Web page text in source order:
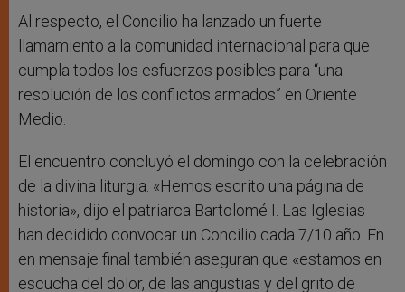
Al respecto, el Concilio ha lanzado un fuerte
llamamiento a la comunidad internacional para que
cumpla todos los esfuerzos posibles para “una
resolución de los conflictos armados” en Oriente
Medio.
El encuentro concluyó el domingo con la celebración
de la divina liturgia. «Hemos escrito una página de
historia», dijo el patriarca Bartolomé I. Las Iglesias
han decidido convocar un Concilio cada 7/10 año. En
en mensaje final también aseguran que «estamos en
escucha del dolor, de las angustias y del grito de